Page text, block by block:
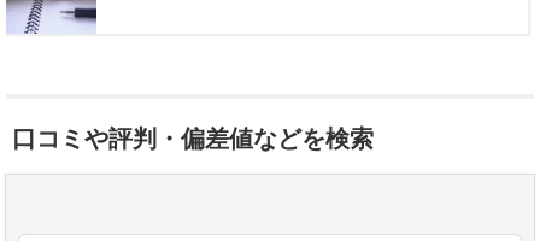
口コミや評判・偏差値などを検索